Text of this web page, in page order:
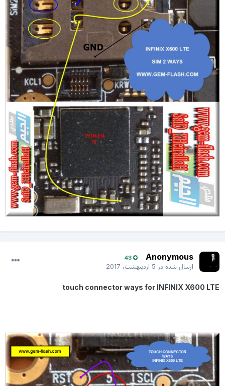
Anonymous
43
ارسال شده در5 اردیبهشت، 2017
touch connector ways for INFINIX X600 LTE